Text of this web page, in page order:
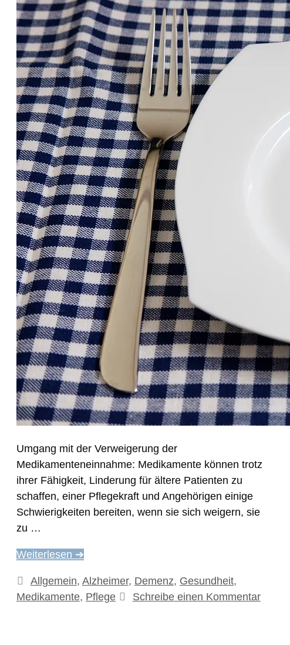
Umgang mit der Verweigerung der
Medikamenteneinnahme: Medikamente können trotz
ihrer Fähigkeit, Linderung für ältere Patienten zu
schaffen, einer Pflegekraft und Angehörigen einige
Schwierigkeiten bereiten, wenn sie sich weigern, sie
zu …
Weiterlesen ➔
Kategorien
Allgemein, Alzheimer, Demenz, Gesundheit,
Medikamente, Pflege Schreibe einen Kommentar